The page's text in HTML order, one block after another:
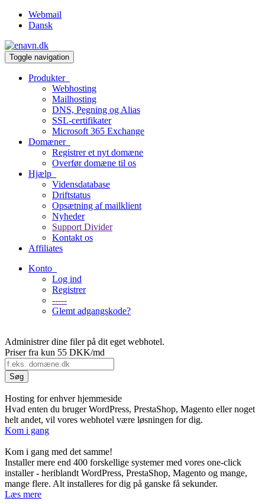
Webmail
Dansk
Toggle navigation
Produkter
Webhosting
Mailhosting
DNS, Pegning og Alias
SSL-certifikater
Microsoft 365 Exchange
Domæner
Registrer et nyt domæne
Overfør domæne til os
Hjælp
Vidensdatabase
Driftstatus
Opsætning af mailklient
Nyheder
Support Divider
Kontakt os
Affiliates
Konto
Log ind
Registrer
-----
Glemt adgangskode?
Administrer dine filer på dit eget webhotel.
Priser fra kun 55 DKK/md
Hosting for enhver hjemmeside
Hvad enten du bruger WordPress, PrestaShop, Magento eller noget
helt andet, vil vores webhotel være løsningen for dig.
Kom i gang
Kom i gang med det samme!
Installer mere end 400 forskellige systemer med vores one-click
installer - heriblandt WordPress, PrestaShop, Magento og mange,
mange flere. Alt installeres for dig på ganske få sekunder.
Læs mere